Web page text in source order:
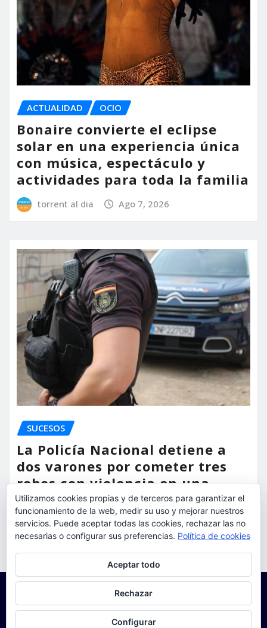
ACTUALIDAD OCIO
Bonaire convierte el eclipse
solar en una experiencia única
con música, espectáculo y
actividades para toda la familia
torrent al dia Ago 7, 2026
SUCESOS
La Policía Nacional detiene a
dos varones por cometer tres
robos con violencia en una
misma mañana
torrent al dia Ago 7, 2026
Utilizamos cookies propias y de terceros para garantizar el
funcionamiento de la web, medir su uso y mejorar nuestros
servicios. Puede aceptar todas las cookies, rechazar las no
necesarias o configurar sus preferencias. Política de cookies
Aceptar todo
Rechazar
Configurar
Para obtener más información, incluido cómo gestionar las cookies,